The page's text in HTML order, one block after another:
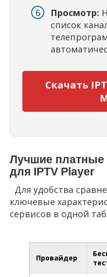
Просмотр:
список
Скачать
Лучшие платные
для IPTV Player
Для удобства
ключевые
сервисов в одной
Провайдер